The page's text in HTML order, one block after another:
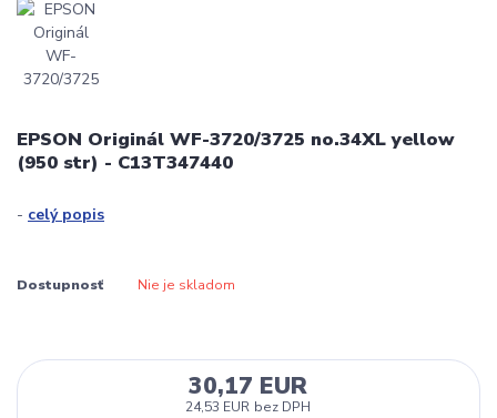
EPSON Originál WF-3720/3725 no.34XL yellow
(950 str) - C13T347440
- celý popis
Dostupnosť Nie je skladom
30,17 EUR
24,53 EUR bez DPH